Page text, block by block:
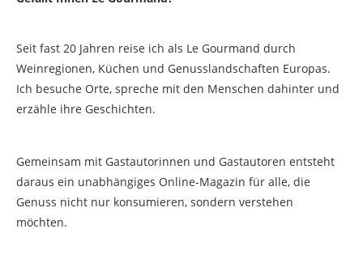
Seit fast 20 Jahren reise ich als Le Gourmand durch
Weinregionen, Küchen und Genusslandschaften Europas.
Ich besuche Orte, spreche mit den Menschen dahinter und
erzähle ihre Geschichten.
Gemeinsam mit Gastautorinnen und Gastautoren entsteht
daraus ein unabhängiges Online-Magazin für alle, die
Genuss nicht nur konsumieren, sondern verstehen
möchten.